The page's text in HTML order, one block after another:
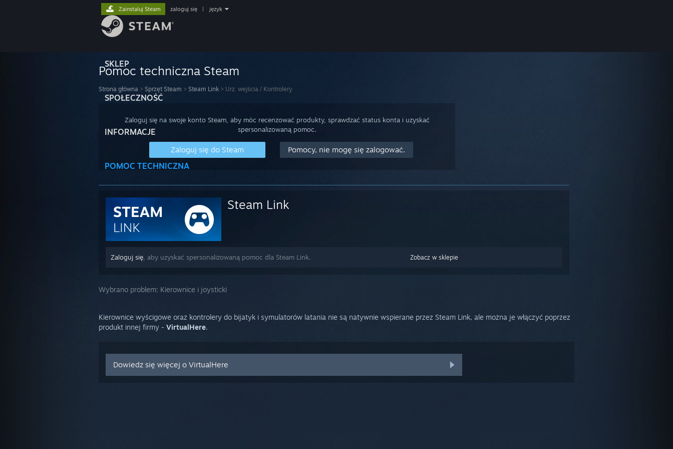
SKLEP
SPOŁECZNOŚĆ
INFORMACJE
POMOC TECHNICZNA
Zainstaluj Steam zaloguj się język
Pomoc techniczna Steam
Strona główna > Sprzęt Steam > Steam Link > Urz. wejścia / Kontrolery
Zaloguj się na swoje konto Steam, aby móc recenzować produkty, sprawdzać status konta i uzyskać
spersonalizowaną pomoc.
Zaloguj się do Steam Pomocy, nie mogę się zalogować.
Steam Link
Zobacz w sklepie
Zaloguj się , aby uzyskać spersonalizowaną pomoc dla Steam Link.
Wybrano problem: Kierownice i joysticki
Kierownice wyścigowe oraz kontrolery do bijatyk i symulatorów latania nie są natywnie wspierane przez Steam Link, ale można je włączyć poprzez
produkt innej firmy - VirtualHere.
Dowiedz się więcej o VirtualHere